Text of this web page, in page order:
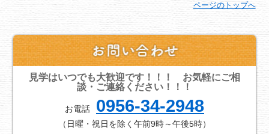
ページのトップへ
見学はいつでも大歓迎です！！！ お気軽にご相
談・ご連絡ください！！！
お電話 0956-34-2948
（日曜・祝日を除く午前9時～午後5時）